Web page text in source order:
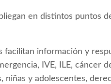
en distintos puntos
facilitan información y
IVE, ILE, cáncer
niñas y adolescentes,